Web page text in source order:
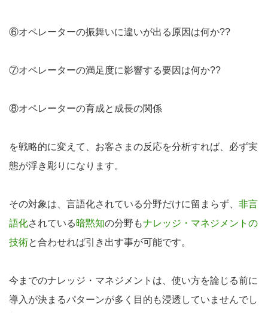
⑥オペレーターの振舞いに違いが出る原因は何か??
⑦オペレーターの満足度に影響する要因は何か??
⑧オペレーターの育成と成長の関係
を戦略的に変えて、お客さまの反応を分析すれば、必ず実
態が浮き彫りになります。
その対象は、言語化されている分野だけに留まらず、 非言
語化されている暗黙知の分野もナレッジ・マネジメントの
技術と合わせれば引き出す事が可能です。
今までのナレッジ・マネジメントは、使い方を論じる前に
導入が決まるパターンが多く目的も浸透していませんでし